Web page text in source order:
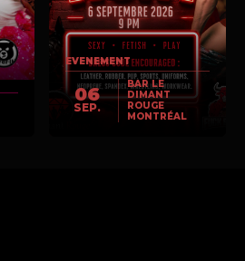
EVENEMENT
06
SEP.
BAR LE
DIMANT
ROUGE
MONTRÉAL